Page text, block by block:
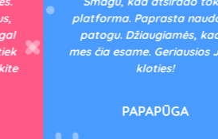
platforma. Paprasta
patogu. Džiaugiamės,
mes čia esame. Geriausios
kloties!
PAPAPŪGA